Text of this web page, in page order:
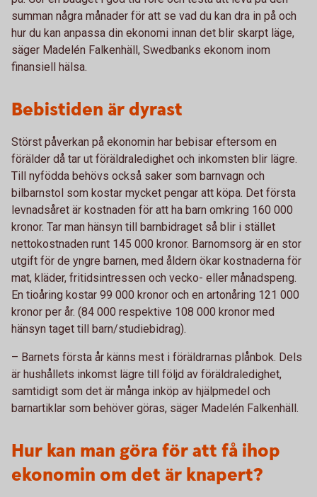
summan några månader för att se vad du kan dra in på och
hur du kan anpassa din ekonomi innan det blir skarpt läge,
säger Madelén Falkenhäll, Swedbanks ekonom inom
finansiell hälsa.
Bebistiden är dyrast
Störst påverkan på ekonomin har bebisar eftersom en
förälder då tar ut föräldraledighet och inkomsten blir lägre.
Till nyfödda behövs också saker som barnvagn och
bilbarnstol som kostar mycket pengar att köpa. Det första
levnadsåret är kostnaden för att ha barn omkring 160 000
kronor. Tar man hänsyn till barnbidraget så blir i stället
nettokostnaden runt 145 000 kronor. Barnomsorg är en stor
utgift för de yngre barnen, med åldern ökar kostnaderna för
mat, kläder, fritidsintressen och vecko- eller månadspeng.
En tioåring kostar 99 000 kronor och en artonåring 121 000
kronor per år. (84 000 respektive 108 000 kronor med
hänsyn taget till barn/studiebidrag).
– Barnets första år känns mest i föräldrarnas plånbok. Dels
är hushållets inkomst lägre till följd av föräldraledighet,
samtidigt som det är många inköp av hjälpmedel och
barnartiklar som behöver göras, säger Madelén Falkenhäll.
Hur kan man göra för att få ihop
ekonomin om det är knapert?